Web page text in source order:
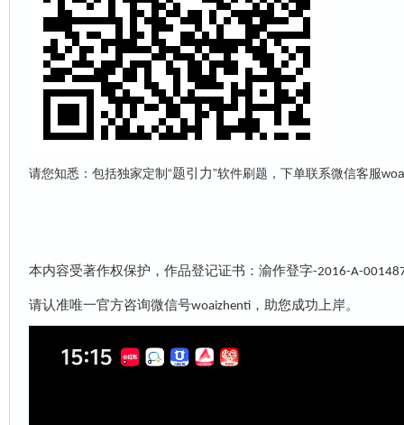
请您知悉：包括独家定制“题引力”软件刷题，下单联系微信客服
本内容受著作权保护，作品登记证书：渝作登字-2016-A-
请认准唯一官方咨询微信号woaizhenti，助您成功上岸。